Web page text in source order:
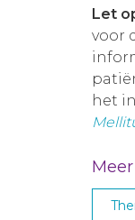
Let
voor
het